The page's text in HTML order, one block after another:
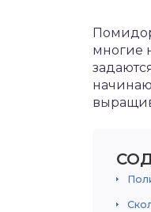
многие